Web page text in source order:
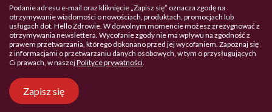
Podanie adresu e-mail oraz kliknięcie „Zapisz się” oznacza zgodę na
otrzymywanie wiadomości o nowościach, produktach, promocjach lub
usługach dot. Hello Zdrowie. W dowolnym momencie możesz zrezygnować z
otrzymywania newslettera. Wycofanie zgody nie ma wpływu na zgodność z
prawem przetwarzania, którego dokonano przed jej wycofaniem. Zapoznaj się
z informacjami o przetwarzaniu danych osobowych, w tym o przysługujących
Ci prawach, w naszejPolityce prywatności.
Zapisz się